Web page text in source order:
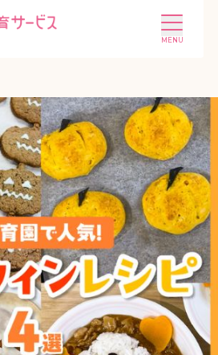
選ばれる理由
ニュース
採用情報